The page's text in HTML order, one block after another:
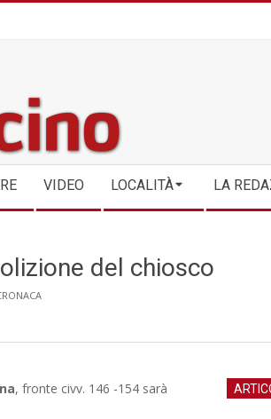
VIDEO LOCALITÀ LA
del chiosco
, fronte civv. 146 -154 sarà